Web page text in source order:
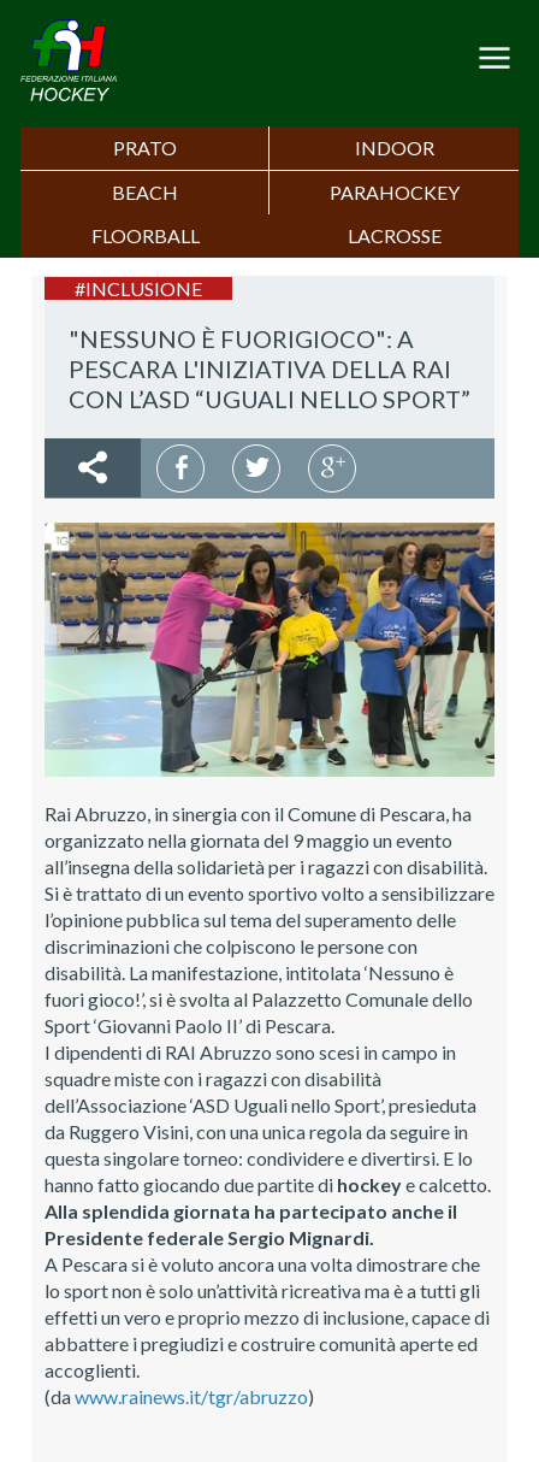
PRATO
INDOOR
BEACH
PARAHOCKEY
FLOORBALL
LACROSSE
"NESSUNO È FUORIGIOCO": A
PESCARA L'INIZIATIVA DELLA RAI
CON L’ASD “UGUALI NELLO SPORT”
#INCLUSIONE
Rai Abruzzo, in sinergia con il Comune di Pescara, ha
organizzato nella giornata del 9 maggio un evento
all’insegna della solidarietà per i ragazzi con disabilità.
Si è trattato di un evento sportivo volto a sensibilizzare
l’opinione pubblica sul tema del superamento delle
discriminazioni che colpiscono le persone con
disabilità. La manifestazione, intitolata ‘Nessuno è
fuori gioco!’, si è svolta al Palazzetto Comunale dello
Sport ‘Giovanni Paolo II’ di Pescara.
I dipendenti di RAI Abruzzo sono scesi in campo in
squadre miste con i ragazzi con disabilità
dell’Associazione ‘ASD Uguali nello Sport’, presieduta
da Ruggero Visini, con una unica regola da seguire in
questa singolare torneo: condividere e divertirsi. E lo
hanno fatto giocando due partite di hockeye calcetto.
Alla splendida giornata ha partecipato anche il
Presidente federale Sergio Mignardi.
A Pescara si è voluto ancora una volta dimostrare che
lo sport non è solo un’attività ricreativa ma è a tutti gli
effetti un vero e proprio mezzo di inclusione, capace di
abbattere i pregiudizi e costruire comunità aperte ed
accoglienti.
(dawww.rainews.it/tgr/abruzzo)